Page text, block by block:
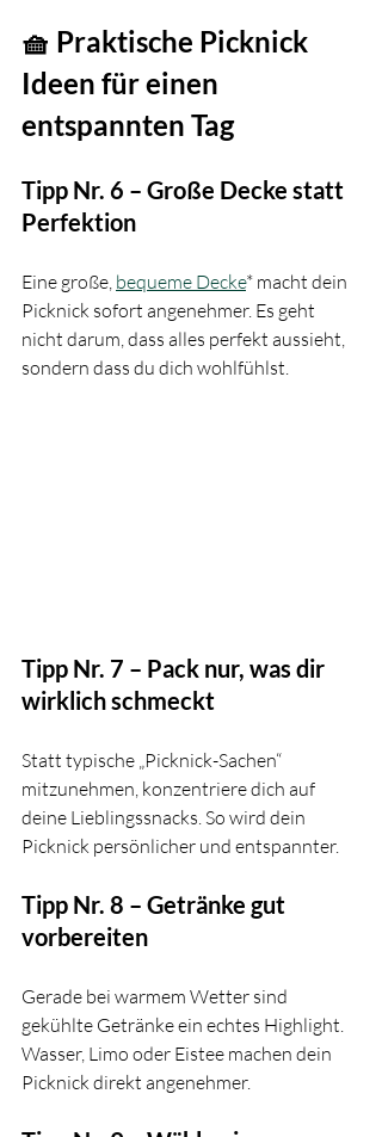
🧺 Praktische Picknick
Ideen für einen
entspannten Tag
Tipp Nr. 6 – Große Decke statt
Perfektion
Eine große, bequeme Decke* macht dein
Picknick sofort angenehmer. Es geht
nicht darum, dass alles perfekt aussieht,
sondern dass du dich wohlfühlst.
Tipp Nr. 7 – Pack nur, was dir
wirklich schmeckt
Statt typische „Picknick-Sachen“
mitzunehmen, konzentriere dich auf
deine Lieblingssnacks. So wird dein
Picknick persönlicher und entspannter.
Tipp Nr. 8 – Getränke gut
vorbereiten
Gerade bei warmem Wetter sind
gekühlte Getränke ein echtes Highlight.
Wasser, Limo oder Eistee machen dein
Picknick direkt angenehmer.